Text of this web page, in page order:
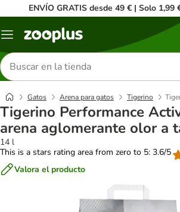
ENVÍO GRATIS desde 49 € | Solo 1,99
Menú
Buscar
productos
Gatos Arena para gatos Tigerino
Tigerino Performance
arena aglomerante olor a
14 l
This is a stars rating area from zero to 5: 3.6/5
Valora el producto